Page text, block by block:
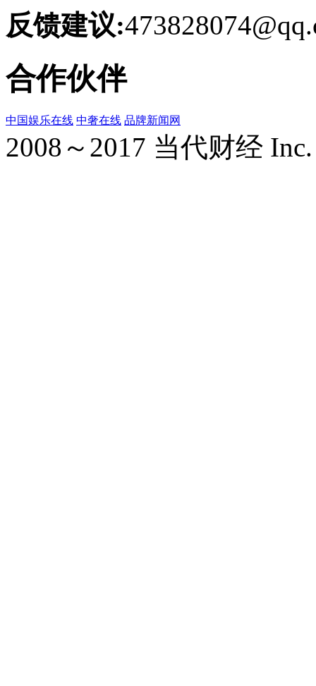
反馈建议:
合作伙伴
中国娱乐在线 中奢在线 品牌新闻网
2008～2017 当代财经